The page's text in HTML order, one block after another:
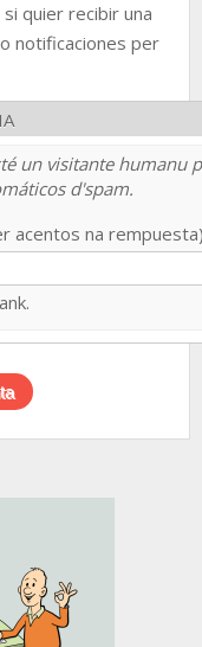
quier recibir una
notificaciones per
un visitante humanu
d'spam.
acentos na